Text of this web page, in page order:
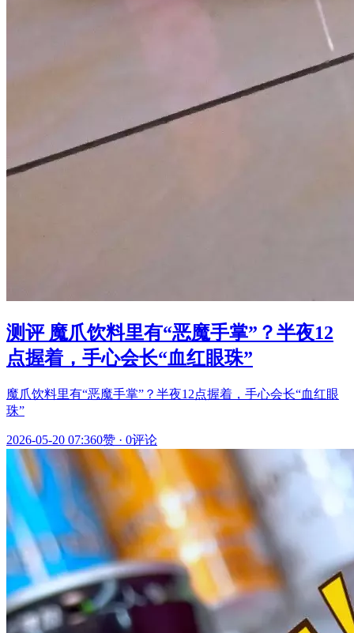
测评 魔爪饮料里有“恶魔手掌”？半夜12
点握着，手心会长“血红眼珠”
魔爪饮料里有“恶魔手掌”？半夜12点握着，手心会长“血红眼
珠”
2026-05-20 07:360赞 · 0评论